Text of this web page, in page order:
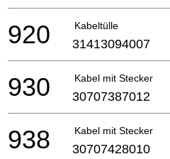
Kabeltülle
920 31413094007
Kabel mit Stecker
930 30707387012
Kabel mit Stecker
938 30707428010